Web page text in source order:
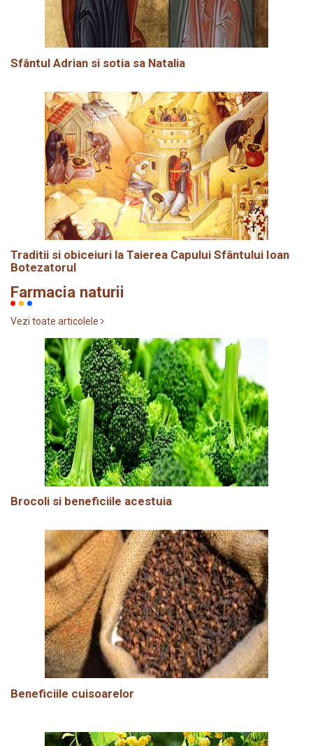
Sfântul Adrian si sotia sa Natalia
Traditii si obiceiuri la Taierea Capului Sfântului Ioan
Botezatorul
Farmacia naturii
Vezi toate articolele
Brocoli si beneficiile acestuia
Beneficiile cuisoarelor